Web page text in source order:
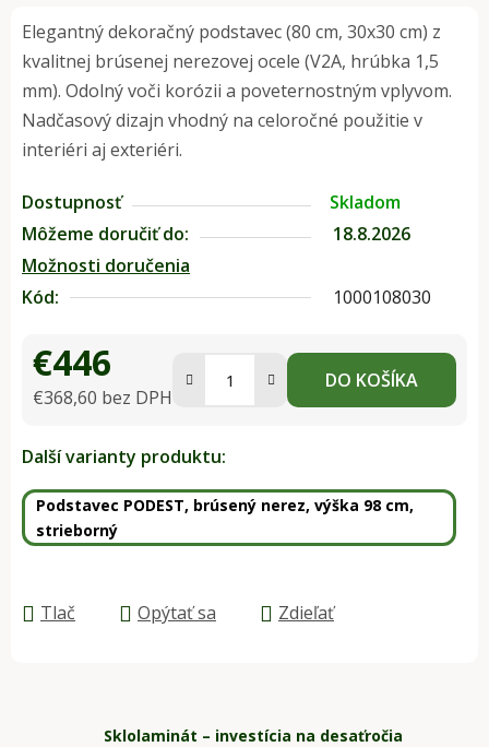
Elegantný dekoračný podstavec (80 cm, 30x30 cm) z
kvalitnej brúsenej nerezovej ocele (V2A, hrúbka 1,5
mm). Odolný voči korózii a poveternostným vplyvom.
Nadčasový dizajn vhodný na celoročné použitie v
interiéri aj exteriéri.
Dostupnosť
Skladom
Môžeme doručiť do:
18.8.2026
Možnosti doručenia
Kód:
1000108030
€446
€368,60 bez DPH
DO KOŠÍKA
Další varianty produktu:
Podstavec PODEST, brúsený nerez, výška 98 cm,
strieborný
Tlač Opýtať sa Zdieľať
Sklolaminát – investícia na desaťročia